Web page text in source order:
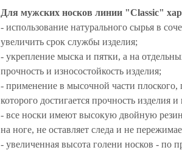
Для мужских носков линии "Classic"
- использование натурального сырья в
увеличить срок службы изделия;
- укрепление мыска и пятки, а на
прочность и износостойкость изделия;
- применение в мысочной части
которого достигается прочность изделия
- все носки имеют высокую двойную
на ноге, не оставляет следа и не
- увеличенная высота голени носков - по